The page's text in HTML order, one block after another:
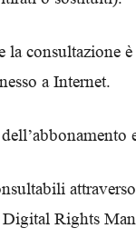
la consultazione
a Internet.
Rights